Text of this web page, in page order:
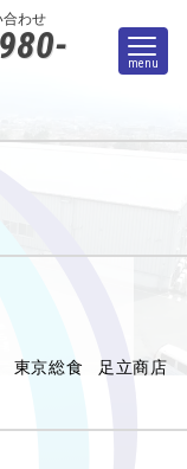
合わせ
menu
東京総食 足立商店